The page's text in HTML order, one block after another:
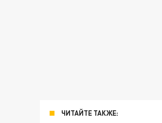
ЧИТАЙТЕ ТАКЖЕ: